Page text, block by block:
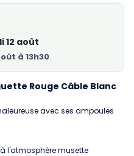
Rouge Câble Blanc
avec ses ampoules
l'atmosphère musette
12 août
à 13h30.